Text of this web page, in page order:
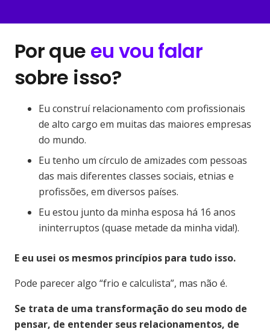
Por que eu vou falar
sobre isso?
Eu construí relacionamento com profissionais
de alto cargo em muitas das maiores empresas
do mundo.
Eu tenho um círculo de amizades com pessoas
das mais diferentes classes sociais, etnias e
profissões, em diversos países.
Eu estou junto da minha esposa há 16 anos
ininterruptos (quase metade da minha vida!).
E eu usei os mesmos princípios para tudo isso.
Pode parecer algo “frio e calculista”, mas não é.
Se trata de uma transformação do seu modo de
pensar, de entender seus relacionamentos, de